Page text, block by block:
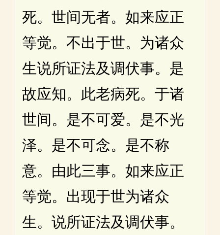
死。世间无者。如来应正
等觉。不出于世。为诸众
生说所证法及调伏事。是
故应知。此老病死。于诸
世间。是不可爱。是不光
泽。是不可念。是不称
意。由此三事。如来应正
等觉。出现于世为诸众
生。说所证法及调伏事。